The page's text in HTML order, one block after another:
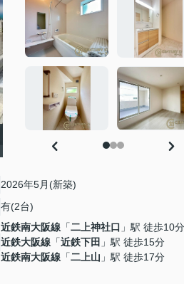
2026年5月(新築)
有(2台)
近鉄南大阪線 「二上神社口 」駅 徒歩10分
近鉄大阪線 「近鉄下田 」駅 徒歩15分
近鉄南大阪線 「二上山 」駅 徒歩17分